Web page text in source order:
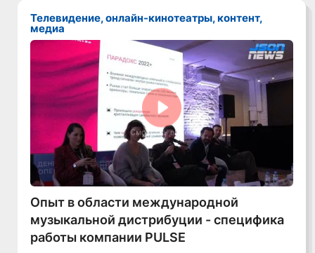
Телевидение, онлайн-кинотеатры, контент,
медиа
Смотреть видео
Опыт в области международной
музыкальной дистрибуции - специфика
работы компании PULSE